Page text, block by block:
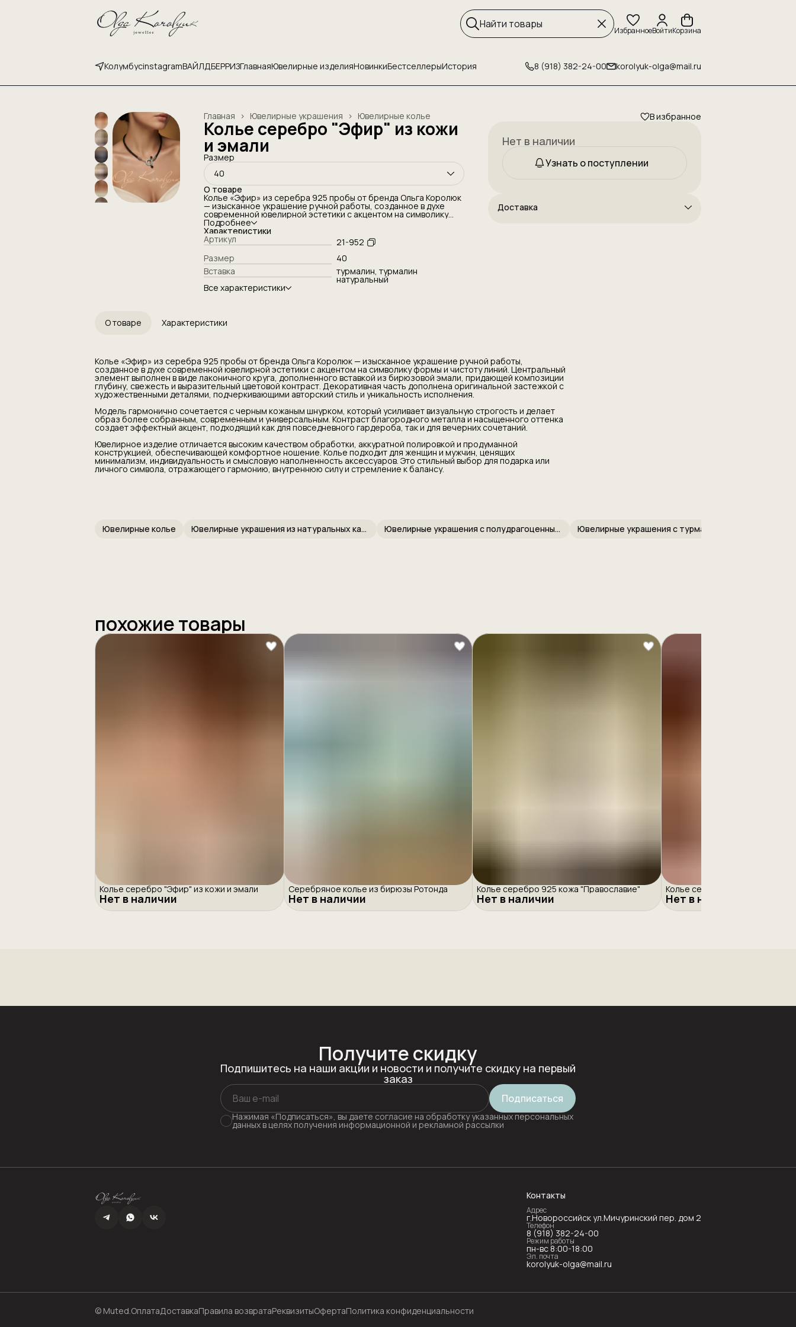
ИзбранноеВойтиКорзина
КолумбусinstagramВАЙЛДБЕРРИЗГлавнаяЮвелирные изделияНовинкиБестселлерыИстория 8 (918) 382-24-00 korolyuk-olga@mail.ru
Ювелирные колье
Ювелирные украшения ›
Главная ›
Колье серебро "Эфир" из кожи
и эмали
Размер
40
О товаре
Колье «Эфир» из серебра 925 пробы от бренда Ольга Королюк
— изысканное украшение ручной работы, созданное в духе
современной ювелирной эстетики с акцентом на символику
формы и чистоту линий. Центральный элемент выполнен в виде
лаконичного круга, дополненного вставкой из бирюзовой
эмали, придающей композиции глубину, свежесть и
выразительный цветовой контраст. Декоративная часть
дополнена оригинальной застежкой с художественными
деталями, подчеркивающими авторский стиль и уникальность
исполнения.
Модель гармонично сочетается с черным кожаным шнурком,
который усиливает визуальную строгость и делает образ
гардероба, так и для вечерних сочетаний.
подходит для женщин и мужчин, ценящих минимализм,
индивидуальность и смысловую наполненность аксессуаров.
Это стильный выбор для подарка или личного символа,
отражающего гармонию, внутреннюю силу и стремление к
балансу.
Подробнее
Характеристики
Артикул
21-952
Размер
40
Вставка
турмалин, турмалин
натуральный
Все характеристики
В избранное
Нет в наличии
Узнать о поступлении
Доставка
О товаре Характеристики
Колье «Эфир» из серебра 925 пробы от бренда Ольга Королюк — изысканное украшение ручной работы,
созданное в духе современной ювелирной эстетики с акцентом на символику формы и чистоту линий. Центральный
элемент выполнен в виде лаконичного круга, дополненного вставкой из бирюзовой эмали, придающей композиции
глубину, свежесть и выразительный цветовой контраст. Декоративная часть дополнена оригинальной застежкой с
художественными деталями, подчеркивающими авторский стиль и уникальность исполнения.
Модель гармонично сочетается с черным кожаным шнурком, который усиливает визуальную строгость и делает
образ более собранным, современным и универсальным. Контраст благородного металла и насыщенного оттенка
создает эффектный акцент, подходящий как для повседневного гардероба, так и для вечерних сочетаний.
Ювелирное изделие отличается высоким качеством обработки, аккуратной полировкой и продуманной
конструкцией, обеспечивающей комфортное ношение. Колье подходит для женщин и мужчин, ценящих
минимализм, индивидуальность и смысловую наполненность аксессуаров. Это стильный выбор для подарка или
личного символа, отражающего гармонию, внутреннюю силу и стремление к балансу.
Ювелирные колье Ювелирные украшения из натуральных камней Ювелирные украшения с полудрагоценными камнями Ювелирные украшения с турмалином
похожие товары
Нет в наличии
Колье серебро "Эфир" из кожи и эмали
Нет в наличии
Серебряное колье из бирюзы Ротонда
Нет в наличии
Колье серебро 925 кожа "Православие"
Нет в наличии
Колье серебро 925 "Малахит"
Получите скидку
Подпишитесь на наши акции и новости и получите скидку на первый
заказ
Подписаться
Нажимая «Подписаться», вы даете согласие на обработку указанных персональных
данных в целях получения информационной и рекламной рассылки
Контакты
Адрес
г.Новороссийск ул.Мичуринский пер. дом 2
Телефон
8 (918) 382-24-00
Режим работы
пн-вс 8:00-18:00
Эл. почта
korolyuk-olga@mail.ru
© Muted.ОплатаДоставкаПравила возвратаРеквизитыОфертаПолитика конфиденциальности